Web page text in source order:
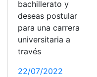
bachillerato y
deseas postular
para una carrera
universitaria a
través
22/07/2022